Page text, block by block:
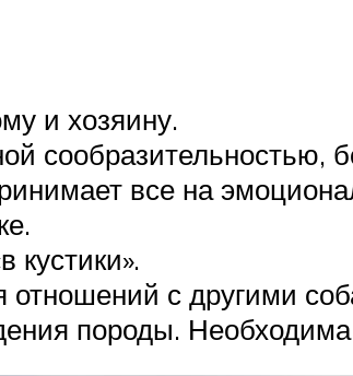
и хозяину.
сообразительностью,
все на
кустики».
с другими
породы. Необходима